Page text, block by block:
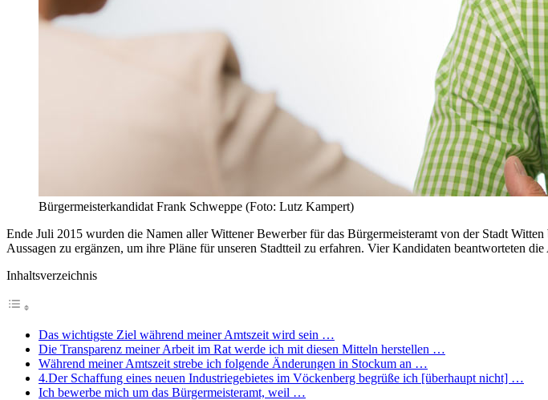
Bürgermeisterkandidat Frank Schweppe (Foto: Lutz Kampert)
Ende Juli 2015 wurden die Namen aller Wittener Bewerber für das Bürgermeisteramt von der Stadt
Aussagen zu ergänzen, um ihre Pläne für unseren Stadtteil zu erfahren. Vier Kandidaten beantworteten
Inhaltsverzeichnis
Das wichtigste Ziel während meiner Amtszeit wird sein …
Die Transparenz meiner Arbeit im Rat werde ich mit diesen Mitteln herstellen …
Während meiner Amtszeit strebe ich folgende Änderungen in Stockum an …
4.Der Schaffung eines neuen Industriegebietes im Vöckenberg begrüße ich [überhaupt nicht] …
Ich bewerbe mich um das Bürgermeisteramt, weil …